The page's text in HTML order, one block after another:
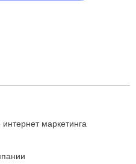
маркетинга